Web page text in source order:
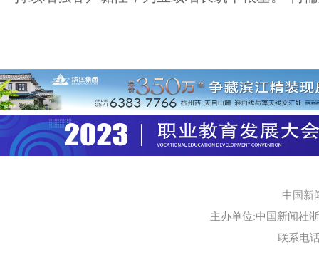
中国新
主办单位:中国新闻社
联系电